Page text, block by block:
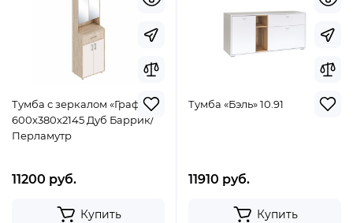
Тумба с зеркалом «Граф»
600х380х2145 Дуб Баррик/
Перламутр
11200 руб.
Купить
Тумба «Бэль» 10.91
11910 руб.
Купить